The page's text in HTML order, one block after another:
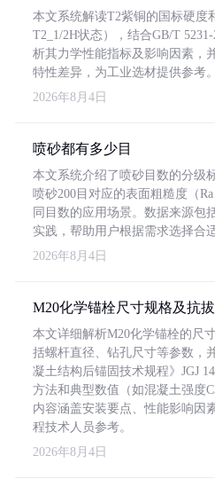
本文系统解读T2紫铜的国标硬度
T2_1/2H状态），结合GB/T
析其力学性能指标及影响因素，
特性差异，为工业选材提供参考。
2026年8月4日
喷砂都有多少目
本文系统介绍了喷砂目数的分级
喷砂200目对应的表面粗糙度（
同目数的应用场景。数据来源包
实践，帮助用户根据需求选择合
2026年8月4日
M20化学锚栓尺寸规格及抗
本文详细解析M20化学锚栓的尺
括螺杆直径、钻孔尺寸等参数，
凝土结构后锚固技术规程》JGJ
方法和典型数值（如混凝土强度
内容涵盖安装要点、性能影响因
程技术人员参考。
2026年8月4日